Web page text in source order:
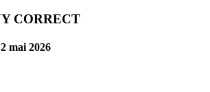
CORRECT
mai 2026